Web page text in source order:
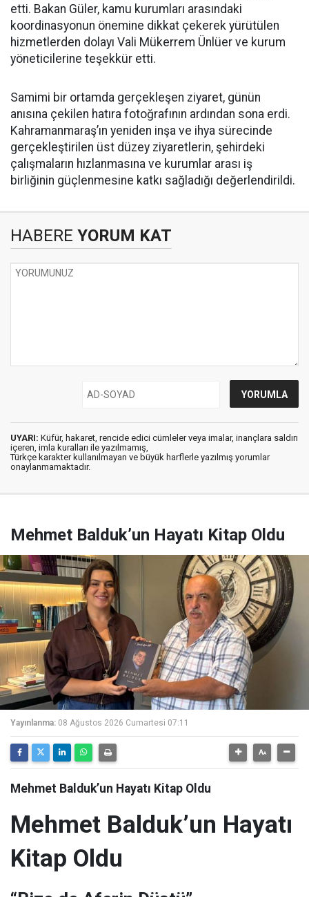
etti. Bakan Güler, kamu kurumları arasındaki
koordinasyonun önemine dikkat çekerek yürütülen
hizmetlerden dolayı Vali Mükerrem Ünlüer ve kurum
yöneticilerine teşekkür etti.
Samimi bir ortamda gerçekleşen ziyaret, günün
anısına çekilen hatıra fotoğrafının ardından sona erdi.
Kahramanmaraş’ın yeniden inşa ve ihya sürecinde
gerçekleştirilen üst düzey ziyaretlerin, şehirdeki
çalışmaların hızlanmasına ve kurumlar arası iş
birliğinin güçlenmesine katkı sağladığı değerlendirildi.
HABERE YORUM KAT
UYARI: Küfür, hakaret, rencide edici cümleler veya imalar, inançlara saldırı
içeren, imla kuralları ile yazılmamış,
Türkçe karakter kullanılmayan ve büyük harflerle yazılmış yorumlar
onaylanmamaktadır.
Mehmet Balduk’un Hayatı Kitap Oldu
Yayınlanma: 08 Ağustos 2026 Cumartesi 07:11
Mehmet Balduk’un Hayatı Kitap Oldu
Mehmet Balduk’un Hayatı
Kitap Oldu